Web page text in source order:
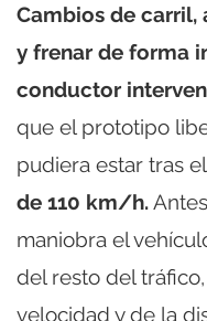
Cambios de carril,
y frenar de forma
conductor
que el prototipo
pudiera estar tras
de 110 km/h.
maniobra el
del resto del
velocidad y de la